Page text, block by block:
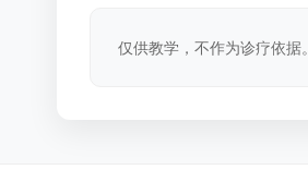
仅供教学，不作为诊疗依据。